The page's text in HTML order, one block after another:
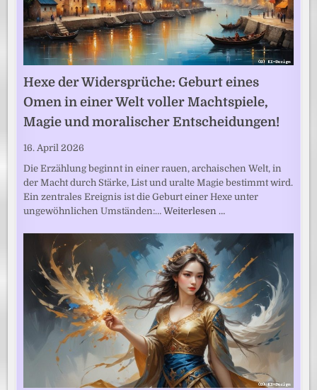
Hexe der Widersprüche: Geburt eines
Omen in einer Welt voller Machtspiele,
Magie und moralischer Entscheidungen!
16. April 2026
Die Erzählung beginnt in einer rauen, archaischen Welt, in
der Macht durch Stärke, List und uralte Magie bestimmt wird.
Ein zentrales Ereignis ist die Geburt einer Hexe unter
ungewöhnlichen Umständen:…Weiterlesen …